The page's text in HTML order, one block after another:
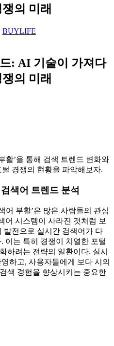
의 미래
BUYLIFE
: AI 기술이 가져다
의 미래
활’을 통해 검색 트렌드 변화와
경쟁의 현황을 파악해보자.
색어 트렌드 분석
어 부활’은 많은 사람들의 관심
어 시스템이 사라진 것처럼 보
발전으로 실시간 검색어가 다
이는 특히 경쟁이 치열한 포털
하려는 전략의 일환이다. 실시
하고, 사용자들에게 보다 시의
색 경험을 향상시키는 중요한